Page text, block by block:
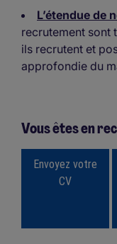
L’étendue de
recrutement sont
ils recrutent et
approfondie du
Vous êtes en
Envoyez votre
CV